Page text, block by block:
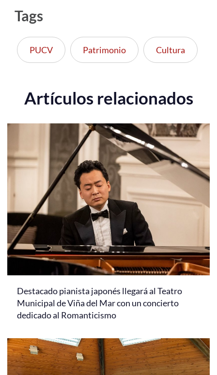
Tags
PUCV Patrimonio Cultura
Artículos relacionados
Destacado pianista japonés llegará al Teatro
Municipal de Viña del Mar con un concierto
dedicado al Romanticismo